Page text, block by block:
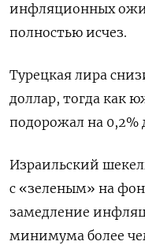
инфляционных
полностью исчез.
Турецкая лира
доллар, тогда как
подорожал на 0,2%
Израильский
с «зеленым» на
замедление
минимума более